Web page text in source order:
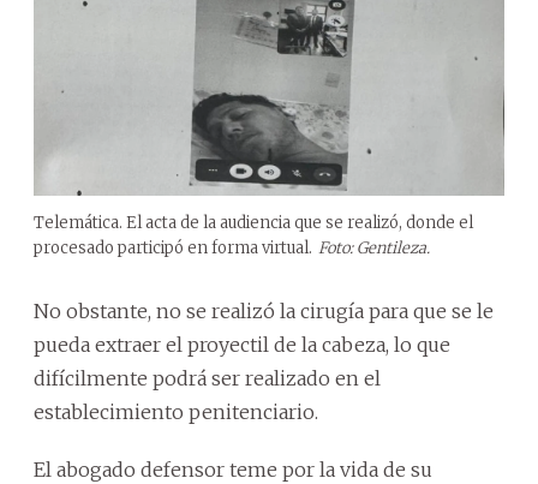
Telemática. El acta de la audiencia que se realizó, donde el
procesado participó en forma virtual. Foto: Gentileza.
No obstante, no se realizó la cirugía para que se le
pueda extraer el proyectil de la cabeza, lo que
difícilmente podrá ser realizado en el
establecimiento penitenciario.
El abogado defensor teme por la vida de su